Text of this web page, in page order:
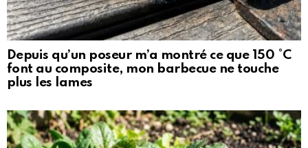
Depuis qu’un poseur m’a montré ce que 150 °C
font au composite, mon barbecue ne touche
plus les lames